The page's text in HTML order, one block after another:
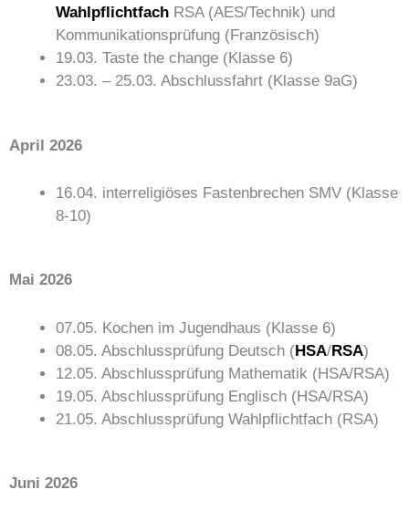
Wahlpflichtfach RSA (AES/Technik) und
Kommunikationsprüfung (Französisch)
19.03. Taste the change (Klasse 6)
23.03. – 25.03. Abschlussfahrt (Klasse 9aG)
April 2026
16.04. interreligiöses Fastenbrechen SMV (Klasse
8-10)
Mai 2026
07.05. Kochen im Jugendhaus (Klasse 6)
08.05. Abschlussprüfung Deutsch (HSA/RSA)
12.05. Abschlussprüfung Mathematik (HSA/RSA)
19.05. Abschlussprüfung Englisch (HSA/RSA)
21.05. Abschlussprüfung Wahlpflichtfach (RSA)
Juni 2026